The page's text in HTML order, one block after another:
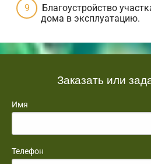
Благоустройство
дома в эксплуатацию.
Заказать или
Имя
Телефон